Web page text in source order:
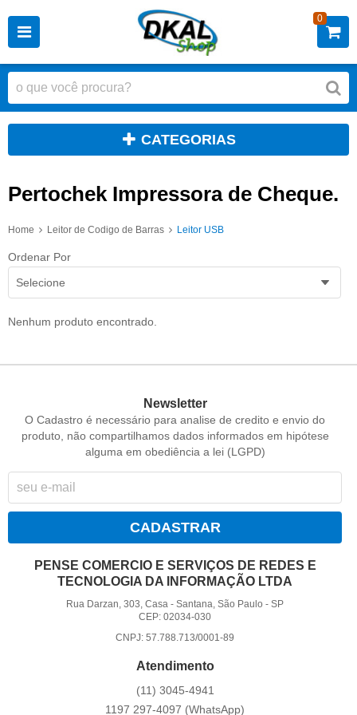
0
CATEGORIAS
Pertochek Impressora de Cheque.
Home Leitor de Codigo de Barras Leitor USB
Ordenar Por
Selecione
Nenhum produto encontrado.
Newsletter
O Cadastro é necessário para analise de credito e envio do
produto, não compartilhamos dados informados em hipótese
alguma em obediência a lei (LGPD)
CADASTRAR
PENSE COMERCIO E SERVIÇOS DE REDES E
TECNOLOGIA DA INFORMAÇÃO LTDA
Rua Darzan, 303, Casa -Santana, São Paulo -SP
CEP: 02034-030
CNPJ: 57.788.713/0001-89
Atendimento
(11) 3045-4941
1197 297-4097 (WhatsApp)